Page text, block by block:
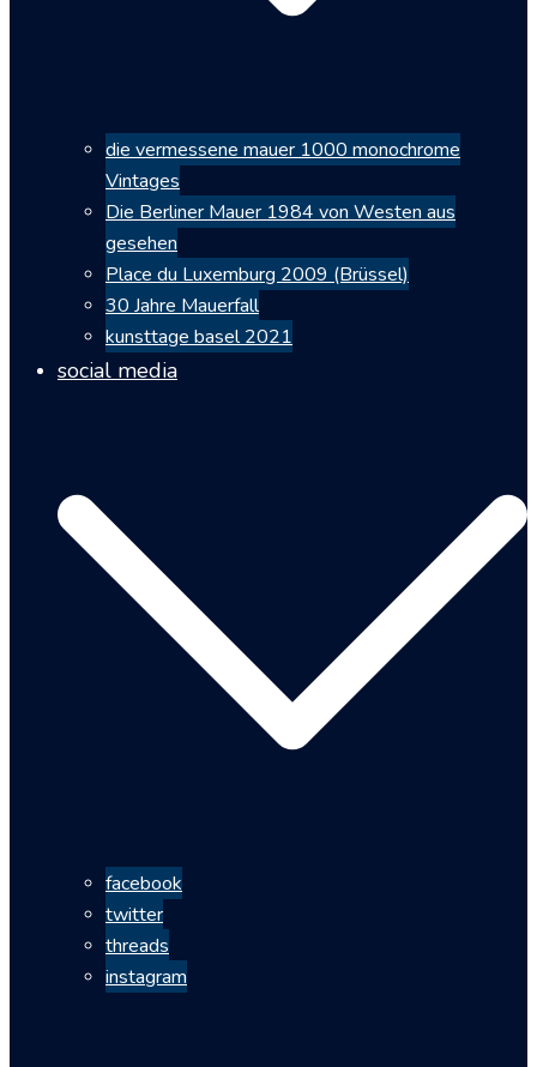
die vermessene mauer 1000 monochrome
Vintages
Die Berliner Mauer 1984 von Westen aus
gesehen
Place du Luxemburg 2009 (Brüssel)
30 Jahre Mauerfall
kunsttage basel 2021
social media
facebook
twitter
threads
instagram